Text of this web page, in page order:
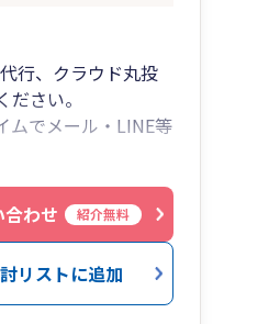
行、クラウド丸投
さい。
ムでメール・LINE等
感覚で相談できる
ージの「お問い合
合わせ 紹介無料
リストに追加